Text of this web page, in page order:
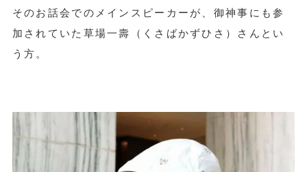
そのお話会でのメインスピーカーが、御神事にも参
加されていた草場一壽（くさばかずひさ）さんとい
う方。